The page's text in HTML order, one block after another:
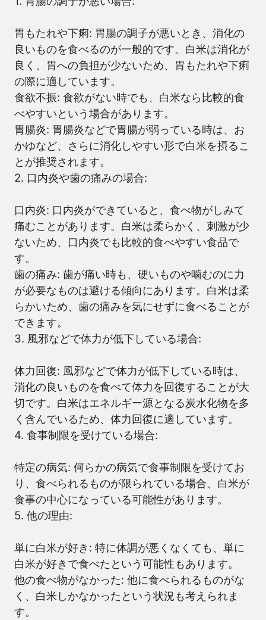
胃もたれや下痢: 胃腸の調子が悪いとき、消化の
良いものを食べるのが一般的です。白米は消化が
良く、胃への負担が少ないため、胃もたれや下痢
の際に適しています。
食欲不振: 食欲がない時でも、白米なら比較的食
べやすいという場合があります。
胃腸炎: 胃腸炎などで胃腸が弱っている時は、お
かゆなど、さらに消化しやすい形で白米を摂るこ
とが推奨されます。
2. 口内炎や歯の痛みの場合:
口内炎: 口内炎ができていると、食べ物がしみて
痛むことがあります。白米は柔らかく、刺激が少
ないため、口内炎でも比較的食べやすい食品で
す。
歯の痛み: 歯が痛い時も、硬いものや噛むのに力
が必要なものは避ける傾向にあります。白米は柔
らかいため、歯の痛みを気にせずに食べることが
できます。
3. 風邪などで体力が低下している場合:
体力回復: 風邪などで体力が低下している時は、
消化の良いものを食べて体力を回復することが大
切です。白米はエネルギー源となる炭水化物を多
く含んでいるため、体力回復に適しています。
4. 食事制限を受けている場合:
特定の病気: 何らかの病気で食事制限を受けてお
り、食べられるものが限られている場合、白米が
食事の中心になっている可能性があります。
5. 他の理由:
単に白米が好き: 特に体調が悪くなくても、単に
白米が好きで食べたという可能性もあります。
他の食べ物がなかった: 他に食べられるものがな
く、白米しかなかったという状況も考えられま
す。